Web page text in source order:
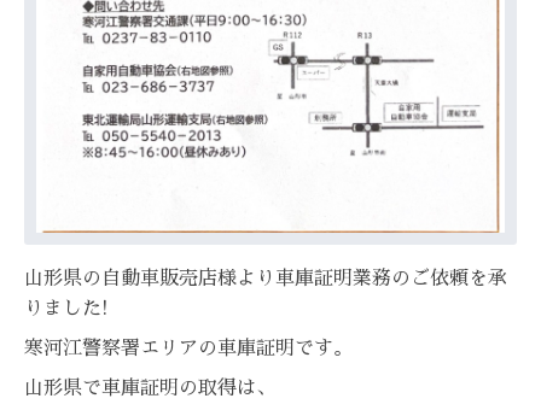
山形県の自動車販売店様より車庫証明業務のご依頼を承
りました!
寒河江警察署エリアの車庫証明です。
山形県で車庫証明の取得は、